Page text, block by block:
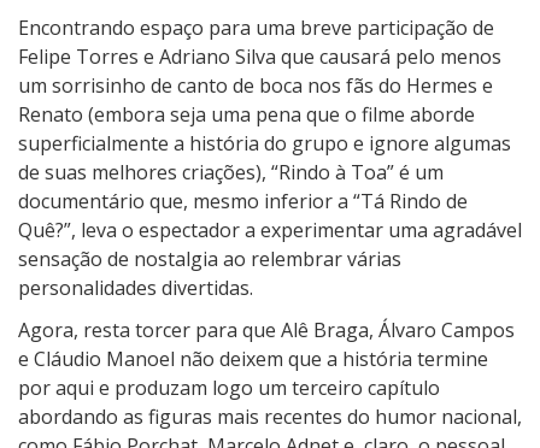
Encontrando espaço para uma breve participação de
Felipe Torres e Adriano Silva que causará pelo menos
um sorrisinho de canto de boca nos fãs do Hermes e
Renato (embora seja uma pena que o filme aborde
superficialmente a história do grupo e ignore algumas
de suas melhores criações), “Rindo à Toa” é um
documentário que, mesmo inferior a “Tá Rindo de
Quê?”, leva o espectador a experimentar uma agradável
sensação de nostalgia ao relembrar várias
personalidades divertidas.
Agora, resta torcer para que Alê Braga, Álvaro Campos
e Cláudio Manoel não deixem que a história termine
por aqui e produzam logo um terceiro capítulo
abordando as figuras mais recentes do humor nacional,